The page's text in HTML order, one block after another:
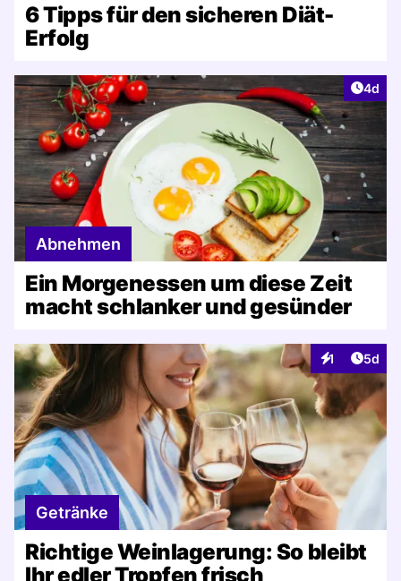
6 Tipps für den sicheren Diät-
Erfolg
4d
Abnehmen
Ein Morgenessen um diese Zeit
macht schlanker und gesünder
1
Interaktionen
5d
Getränke
Richtige Weinlagerung: So bleibt
Ihr edler Tropfen frisch